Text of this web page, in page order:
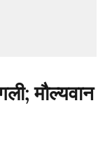
मौल्यवान